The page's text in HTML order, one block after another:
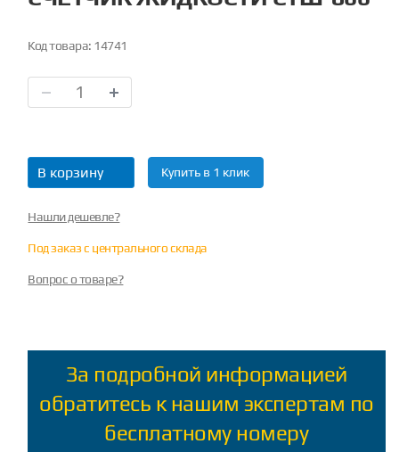
Код товара: 14741
В корзину Купить в 1 клик
Нашли дешевле?
Под заказ с центрального склада
Вопрос о товаре?
За подробной информацией
обратитесь к нашим экспертам по
бесплатному номеру